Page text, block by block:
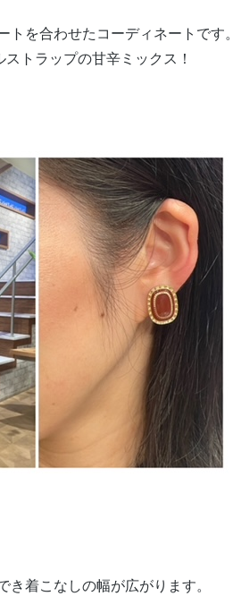
を合わせたコーディネートです。
トラップの甘辛ミックス！
着こなしの幅が広がります。